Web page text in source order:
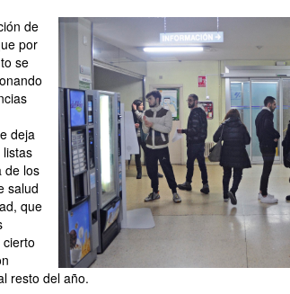
de
por
se
deja
de los
salud
que
resto del año.